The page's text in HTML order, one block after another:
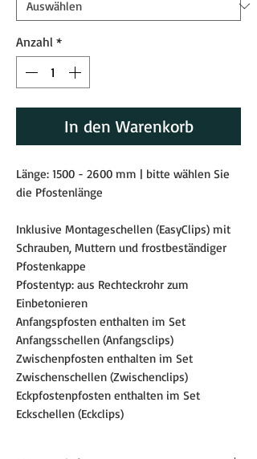
Anzahl *
In den Warenkorb
Länge: 1500 - 2600 mm | bitte wählen Sie
die Pfostenlänge
Inklusive Montageschellen (EasyClips) mit
Schrauben, Muttern und frostbeständiger
Pfostenkappe
Pfostentyp: aus Rechteckrohr zum
Einbetonieren
Anfangspfosten enthalten im Set
Anfangsschellen (Anfangsclips)
Zwischenpfosten enthalten im Set
Zwischenschellen (Zwischenclips)
Eckpfostenpfosten enthalten im Set
Eckschellen (Eckclips)